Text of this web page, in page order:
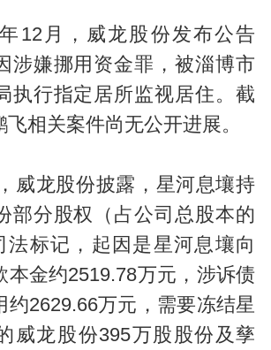
12月，威龙股份发布公告
涉嫌挪用资金罪，被淄博市
执行指定居所监视居住。截
相关案件尚无公开进展。
威龙股份披露，星河息壤持
部分股权（占公司总股本的
法标记，起因是星河息壤向
本金约2519.78万元，涉诉债
约2629.66万元，需要冻结星
威龙股份395万股股份及孳